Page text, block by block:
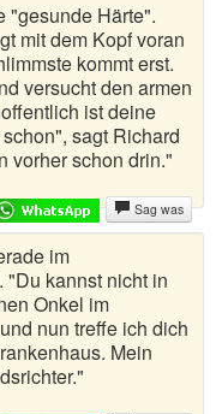
"gesunde Härte".
mit dem Kopf voran
kommt erst.
versucht den armen
ist deine
sagt Richard
vorher schon drin."
Sag was
im
kannst nicht in
Onkel im
nun treffe ich dich
Mein